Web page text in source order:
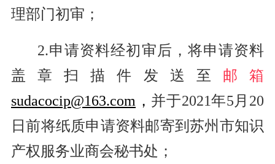
理部门初审；
2.申请资料经初审后，将申请资料
盖章扫描件发送至 邮箱
sudacocip@163.com ， 并于2021年5月20
日前将纸质申请资料邮寄到苏州市知识
产权服务业商会秘书处；